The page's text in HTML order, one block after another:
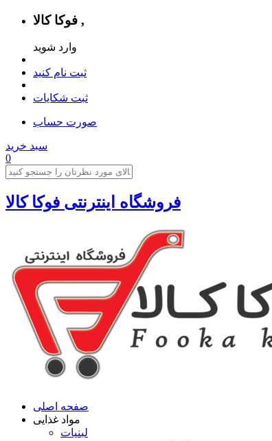
فوکا کالا ,
وارد شوید
ثبت نام کنید
ثبت شکایات
صورت حساب
سبد خرید
0
فروشگاه اینترنتی فوکا کالا
صفحه اصلی
مواد غذایی
لبنیات